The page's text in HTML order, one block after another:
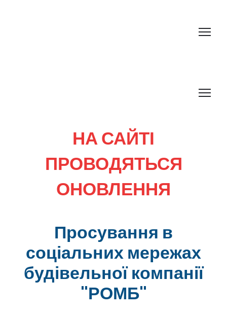
НА САЙТІ
ПРОВОДЯТЬСЯ
ОНОВЛЕННЯ
Просування в
соціальних мережах
будівельної компанії
"РОМБ"